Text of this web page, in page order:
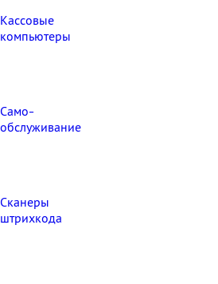
Кассовые
компьютеры
Само-
обслуживание
Сканеры
штрихкода